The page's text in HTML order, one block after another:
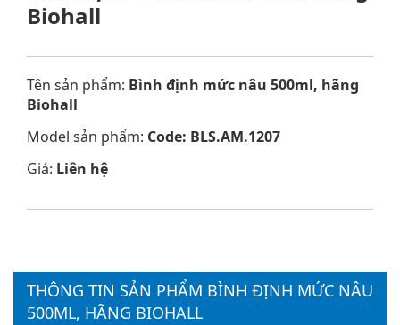
Biohall
Tên sản phẩm: Bình định mức nâu 500ml, hãng
Biohall
Model sản phẩm: Code: BLS.AM.1207
Giá: Liên hệ
THÔNG TIN SẢN PHẨM BÌNH ĐỊNH MỨC NÂU
500ML, HÃNG BIOHALL